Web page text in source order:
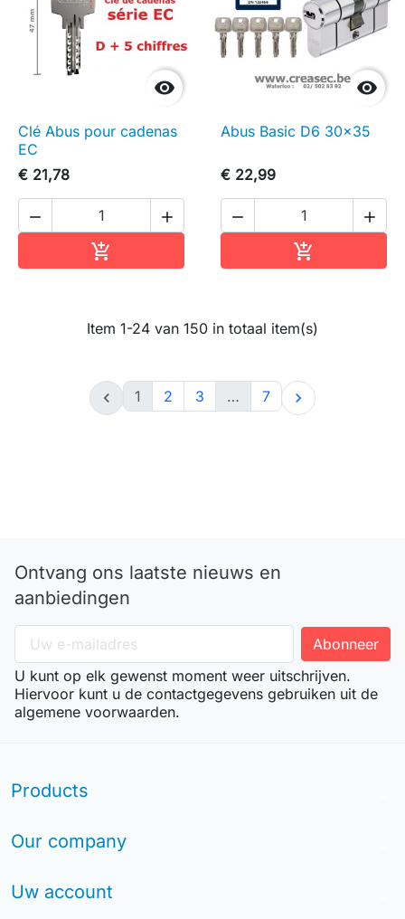

Clé Abus pour cadenas
EC
€ 21,78
 


Abus Basic D6 30x35
€ 22,99
 

Item 1-24 van 150 in totaal item(s)
 1 2 3 … 7 
Ontvang ons laatste nieuws en
aanbiedingen
U kunt op elk gewenst moment weer uitschrijven.
Hiervoor kunt u de contactgegevens gebruiken uit de
algemene voorwaarden.
Products
Our company
Uw account